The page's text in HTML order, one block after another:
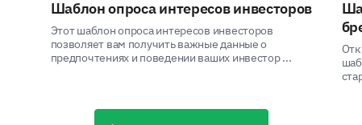
Understanding areas of potential enhancement
valuable insight.
Which of these areas do you believe your
Шаблон опроса интересов инвесторов
Этот шаблон опроса интересов инвесторов
позволяет вам получить важные данные о
предпочтениях и поведении ваших инвестор ...